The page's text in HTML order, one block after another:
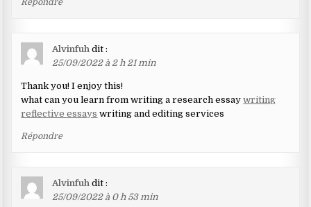
Répondre
Alvinfuh dit :
25/09/2022 à 2 h 21 min
Thank you! I enjoy this!
what can you learn from writing a research essaywriting
reflective essays writing and editing services
Répondre
Alvinfuh dit :
25/09/2022 à 0 h 53 min